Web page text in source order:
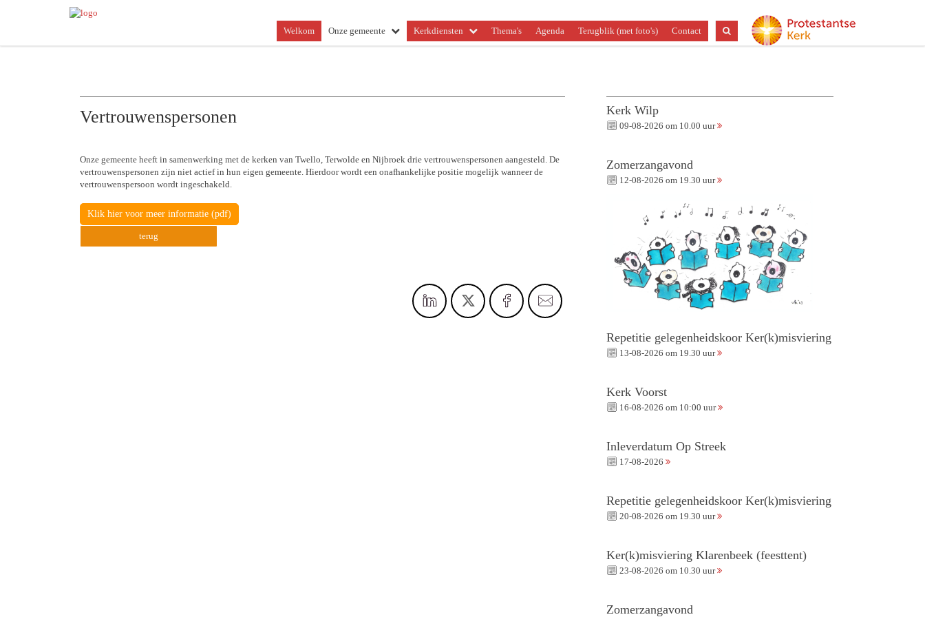
Welkom Onze gemeente Kerkdiensten Thema's Agenda Terugblik (met foto's) Contact
Vertrouwenspersonen
Onze gemeente heeft in samenwerking met de kerken van Twello, Terwolde en Nijbroek drie vertrouwenspersonen aangesteld. De
vertrouwenspersonen zijn niet actief in hun eigen gemeente. Hierdoor wordt een onafhankelijke positie mogelijk wanneer de
vertrouwenspersoon wordt ingeschakeld.
Klik hier voor meer informatie (pdf)
terug
Kerk Wilp
09-08-2026 om 10.00 uur
Zomerzangavond
12-08-2026 om 19.30 uur
Repetitie gelegenheidskoor Ker(k)misviering
13-08-2026 om 19.30 uur
Kerk Voorst
16-08-2026 om 10:00 uur
Inleverdatum Op Streek
17-08-2026
Repetitie gelegenheidskoor Ker(k)misviering
20-08-2026 om 19.30 uur
Ker(k)misviering Klarenbeek (feesttent)
23-08-2026 om 10.30 uur
Zomerzangavond